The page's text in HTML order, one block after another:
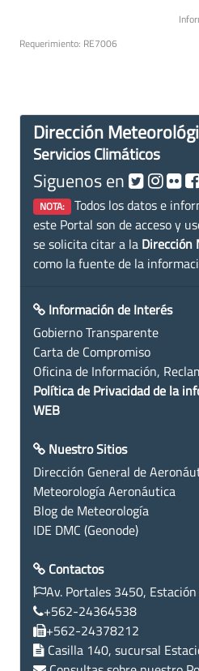
Requerimiento: RE7006
Dirección
Servicios Climáticos
Siguenos en
NOTA: Todos los datos e
este Portal son de acceso y
se solicita citar a la Dirección
como la fuente de la
Información de Interés
Gobierno Transparente
Carta de Compromiso
Oficina de Información,
Política de Privacidad de la
WEB
Nuestro Sitios
Dirección General de
Meteorología Aeronáutica
Blog de Meteorología
IDE DMC (Geonode)
Contactos
Av. Portales 3450,
+562-24364538
+562-24378212
Casilla 140, sucursal